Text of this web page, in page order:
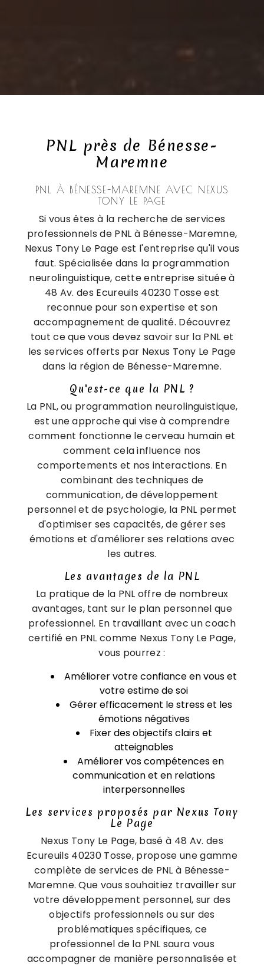
PNL près de Bénesse-
Maremne
PNL À BÉNESSE-MAREMNE AVEC NEXUS
TONY LE PAGE
Si vous êtes à la recherche de services
professionnels de PNL à Bénesse-Maremne,
Nexus Tony Le Page est l'entreprise qu'il vous
faut. Spécialisée dans la programmation
neurolinguistique, cette entreprise située à
48 Av. des Ecureuils 40230 Tosse est
reconnue pour son expertise et son
accompagnement de qualité. Découvrez
tout ce que vous devez savoir sur la PNL et
les services offerts par Nexus Tony Le Page
dans la région de Bénesse-Maremne.
Qu'est-ce que la PNL ?
La PNL, ou programmation neurolinguistique,
est une approche qui vise à comprendre
comment fonctionne le cerveau humain et
comment cela influence nos
comportements et nos interactions. En
combinant des techniques de
communication, de développement
personnel et de psychologie, la PNL permet
d'optimiser ses capacités, de gérer ses
émotions et d'améliorer ses relations avec
les autres.
Les avantages de la PNL
La pratique de la PNL offre de nombreux
avantages, tant sur le plan personnel que
professionnel. En travaillant avec un coach
certifié en PNL comme Nexus Tony Le Page,
vous pourrez :
Améliorer votre confiance en vous et
votre estime de soi
Gérer efficacement le stress et les
émotions négatives
Fixer des objectifs clairs et
atteignables
Améliorer vos compétences en
communication et en relations
interpersonnelles
Les services proposés par Nexus Tony
Le Page
Nexus Tony Le Page, basé à 48 Av. des
Ecureuils 40230 Tosse, propose une gamme
complète de services de PNL à Bénesse-
Maremne. Que vous souhaitiez travailler sur
votre développement personnel, sur des
objectifs professionnels ou sur des
problématiques spécifiques, ce
professionnel de la PNL saura vous
accompagner de manière personnalisée et